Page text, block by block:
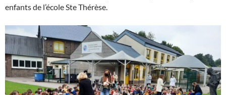
enfants de l’école Ste Thérèse.